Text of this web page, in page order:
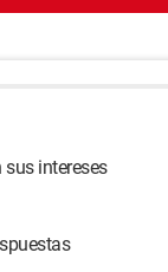
intereses